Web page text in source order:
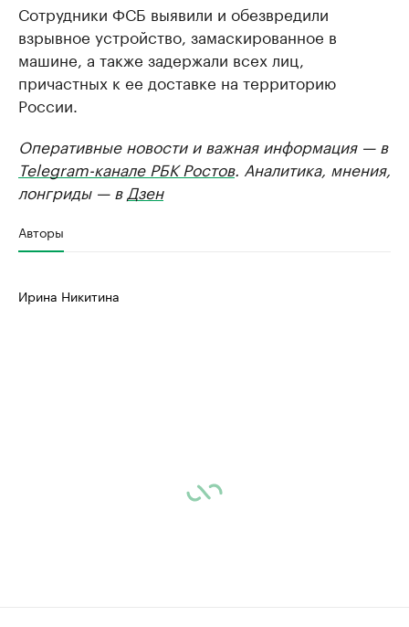
Сотрудники ФСБ выявили и обезвредили
взрывное устройство, замаскированное в
машине, а также задержали всех лиц,
причастных к ее доставке на территорию
России.
Оперативные новости и важная информация — в
Telegram-канале РБК Ростов. Аналитика, мнения,
лонгриды — в Дзен
Авторы
Ирина Никитина